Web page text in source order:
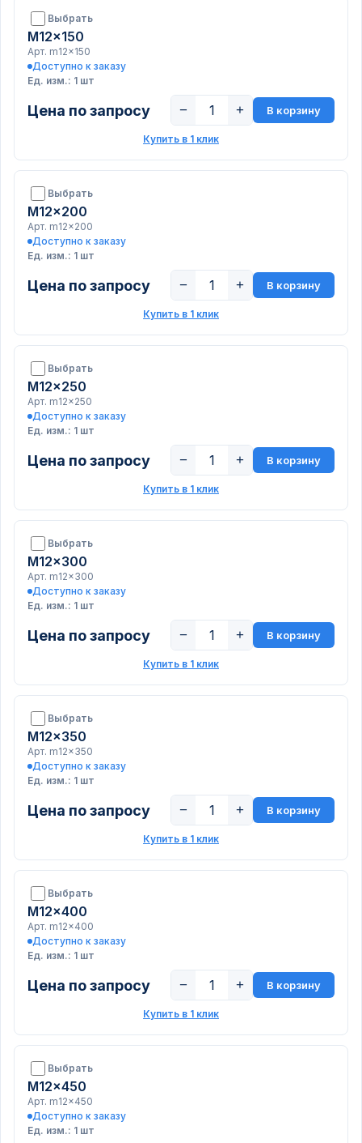
Выбрать
M12x150
Арт. m12x150
Доступно к заказу
Ед. изм.: 1 шт
Цена по запросу − + В корзину
Купить в 1 клик
Выбрать
M12x200
Арт. m12x200
Доступно к заказу
Ед. изм.: 1 шт
Цена по запросу − + В корзину
Купить в 1 клик
Выбрать
M12x250
Арт. m12x250
Доступно к заказу
Ед. изм.: 1 шт
Цена по запросу − + В корзину
Купить в 1 клик
Выбрать
M12x300
Арт. m12x300
Доступно к заказу
Ед. изм.: 1 шт
Цена по запросу − + В корзину
Купить в 1 клик
Выбрать
M12x350
Арт. m12x350
Доступно к заказу
Ед. изм.: 1 шт
Цена по запросу − + В корзину
Купить в 1 клик
Выбрать
M12x400
Арт. m12x400
Доступно к заказу
Ед. изм.: 1 шт
Цена по запросу − + В корзину
Купить в 1 клик
Выбрать
M12x450
Арт. m12x450
Доступно к заказу
Ед. изм.: 1 шт